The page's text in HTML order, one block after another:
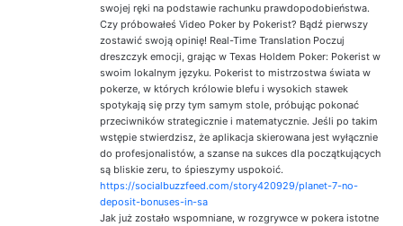
swojej ręki na podstawie rachunku prawdopodobieństwa.
Czy próbowałeś Video Poker by Pokerist? Bądź pierwszy
zostawić swoją opinię! Real-Time Translation Poczuj
dreszczyk emocji, grając w Texas Holdem Poker: Pokerist w
swoim lokalnym języku. Pokerist to mistrzostwa świata w
pokerze, w których królowie blefu i wysokich stawek
spotykają się przy tym samym stole, próbując pokonać
przeciwników strategicznie i matematycznie. Jeśli po takim
wstępie stwierdzisz, że aplikacja skierowana jest wyłącznie
do profesjonalistów, a szanse na sukces dla początkujących
są bliskie zeru, to śpieszymy uspokoić.
https://socialbuzzfeed.com/story420929/planet-7-no-
deposit-bonuses-in-sa
Jak już zostało wspomniane, w rozgrywce w pokera istotne